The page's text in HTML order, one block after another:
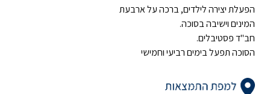
הפעלת יצירה לילדים, ברכה על ארבעת
המינים וישיבה בסוכה.
חב"ד פסטיבלים.
הסוכה תפעל בימים רביעי וחמישי